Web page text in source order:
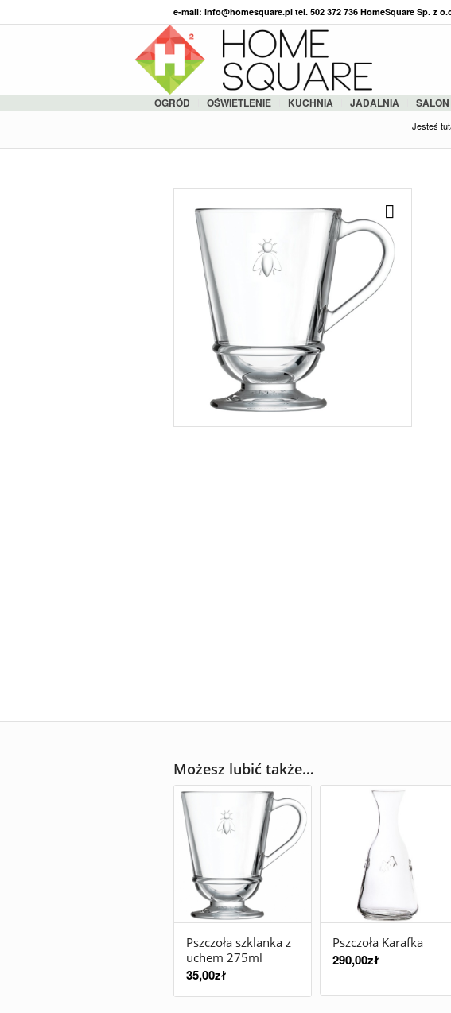
e-mail: info@homesquare.pl tel. 502 372 736 HomeSquare Sp. z
OGRÓD OŚWIETLENIE KUCHNIA JADALNIA SALON
Jesteś
Możesz lubić także…
Pszczoła szklanka z
uchem 275ml
35,00zł
Pszczoła Karafka
290,00zł